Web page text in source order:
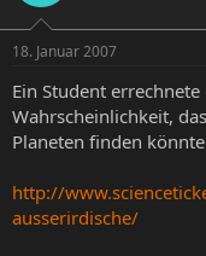
18. Januar 2007
Ein Student
Wahrscheinlichkeit,
Planeten finden
http://
ausserirdische/